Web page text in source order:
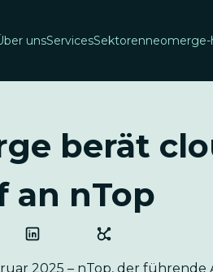
unsServicesSektorenneomerge-
berät
an nTop
2025 – nTop, der